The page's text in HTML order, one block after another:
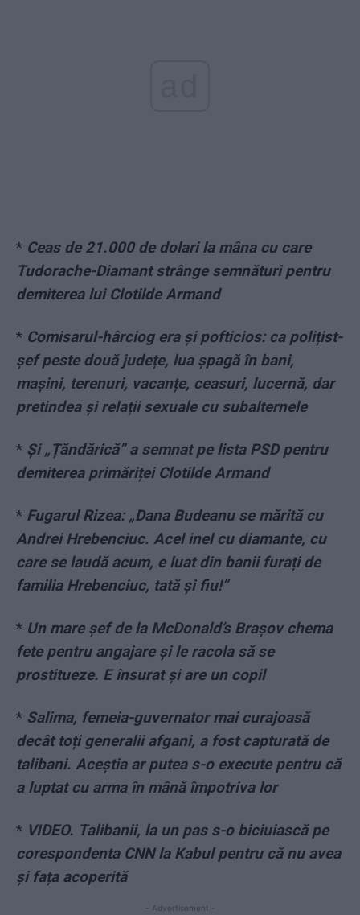
* Ceas de 21.000 de dolari la mâna cu care
Tudorache-Diamant strânge semnături pentru
demiterea lui Clotilde Armand
* Comisarul-hârciog era și pofticios: ca polițist-
șef peste două județe, lua șpagă în bani,
mașini, terenuri, vacanțe, ceasuri, lucernă, dar
pretindea și relații sexuale cu subalternele
* Și „Țăndărică” a semnat pe lista PSD pentru
demiterea primăriței Clotilde Armand
* Fugarul Rizea: „Dana Budeanu se mărită cu
Andrei Hrebenciuc. Acel inel cu diamante, cu
care se laudă acum, e luat din banii furați de
familia Hrebenciuc, tată și fiu!”
* Un mare șef de la McDonald’s Brașov chema
fete pentru angajare și le racola să se
prostitueze. E însurat și are un copil
* Salima, femeia-guvernator mai curajoasă
decât toți generalii afgani, a fost capturată de
talibani. Aceștia ar putea s-o execute pentru că
a luptat cu arma în mână împotriva lor
* VIDEO. Talibanii, la un pas s-o biciuiască pe
corespondenta CNN la Kabul pentru că nu avea
și fața acoperită
- Advertisement -